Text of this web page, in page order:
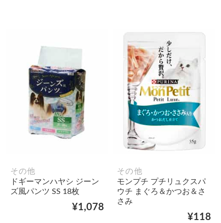
その他
ドギーマンハヤシ ジーン
ズ風パンツ SS 18枚
¥1,078
その他
モンプチ プチリュクスパ
ウチ まぐろ＆かつお＆さ
さみ
¥118